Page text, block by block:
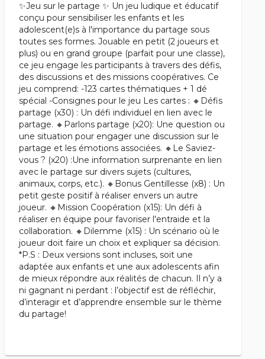
✨Jeu sur le partage ✨ Un jeu ludique et éducatif
conçu pour sensibiliser les enfants et les
adolescent(e)s à l'importance du partage sous
toutes ses formes. Jouable en petit (2 joueurs et
plus) ou en grand groupe (parfait pour une classe),
ce jeu engage les participants à travers des défis,
des discussions et des missions coopératives. Ce
jeu comprend: -123 cartes thématiques + 1 dé
spécial -Consignes pour le jeu Les cartes : 🔸Défis
partage (x30) : Un défi individuel en lien avec le
partage. 🔸Parlons partage (x20): Une question ou
une situation pour engager une discussion sur le
partage et les émotions associées. 🔸Le Saviez-
vous ? (x20) :Une information surprenante en lien
avec le partage sur divers sujets (cultures,
animaux, corps, etc.). 🔸Bonus Gentillesse (x8) : Un
petit geste positif à réaliser envers un autre
joueur. 🔸Mission Coopération (x15): Un défi à
réaliser en équipe pour favoriser l'entraide et la
collaboration. 🔸Dilemme (x15) : Un scénario où le
joueur doit faire un choix et expliquer sa décision.
*P.S : Deux versions sont incluses, soit une
adaptée aux enfants et une aux adolescents afin
de mieux répondre aux réalités de chacun. Il n’y a
ni gagnant ni perdant : l’objectif est de réfléchir,
d’interagir et d’apprendre ensemble sur le thème
du partage!